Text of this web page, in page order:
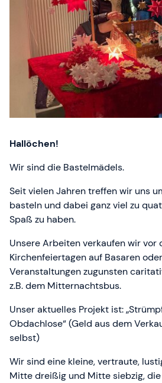
Hallöchen!
Wir sind die Bastelmädels.
Seit vielen Jahren treffen wir uns
basteln und dabei ganz viel zu
Spaß zu haben.
Unsere Arbeiten verkaufen wir vor
Kirchenfeiertagen auf Basaren
Veranstaltungen zugunsten
z.B. dem Mitternachtsbus.
Unser aktuelles Projekt ist:
Obdachlose“ (Geld aus dem
selbst)
Wir sind eine kleine, vertraute,
Mitte dreißig und Mitte siebzig,